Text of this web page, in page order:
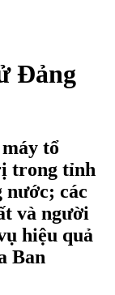
Đảng
tổ
trong tỉnh
nước; các
và người
hiệu quả
Ban